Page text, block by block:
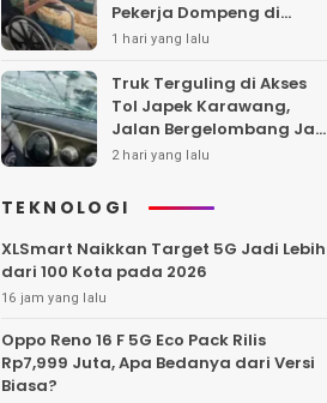
Pekerja Dompeng di
Batanghari Jalan 7 Bulan,
Kepastian Hukum
1 hari yang lalu
Truk Terguling di Akses
Tol Japek Karawang,
Jalan Bergelombang Jadi
Sorotan
2 hari yang lalu
TEKNOLOGI
XLSmart Naikkan Target 5G Jadi Lebih
dari 100 Kota pada 2026
16 jam yang lalu
Oppo Reno 16 F 5G Eco Pack Rilis
Rp7,999 Juta, Apa Bedanya dari Versi
Biasa?